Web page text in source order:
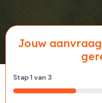
Jouw
Stap1 van 3
33%